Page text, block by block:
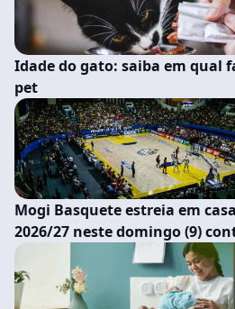
Idade do gato: saiba em qual
pet
Mogi Basquete estreia em
2026/27 neste domingo (9)